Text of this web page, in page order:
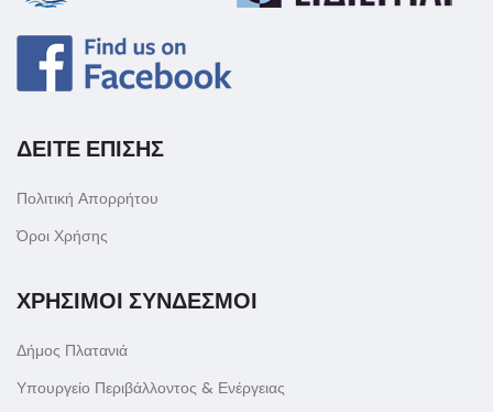
ΔΕΙΤΕ ΕΠΙΣΗΣ
Πολιτική Απορρήτου
Όροι Χρήσης
ΧΡΗΣΙΜΟΙ ΣΥΝΔΕΣΜΟΙ
Δήμος Πλατανιά
Υπουργείο Περιβάλλοντος & Ενέργειας